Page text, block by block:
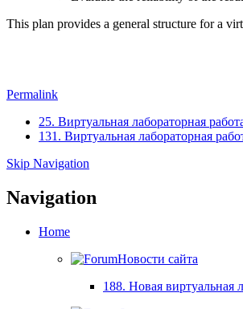
This plan provides a general structure for a
Permalink
25. Виртуальная лабораторная
131. Виртуальная лабораторная
Skip Navigation
Navigation
Home
Новости сайта
188. Новая виртуальная